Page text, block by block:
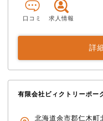
口コミ 求人情報
詳
有限会社ビィクトリーポー
北海道余市郡仁木町